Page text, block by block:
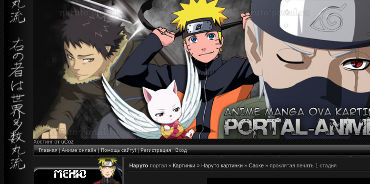
Хостинг от uCoz
Главная|Аниме онлайн|Помощь сайту!|Регистрация|Вход
Наруто портал » Картинки » Наруто картинки » Саске » проклятая печать 1 стадия